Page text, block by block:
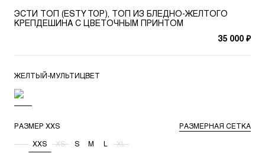
ЭСТИ ТОП (ESTY TOP), ТОП ИЗ БЛЕДНО-ЖЕЛТОГО
КРЕПДЕШИНА С ЦВЕТОЧНЫМ ПРИНТОМ
35 000 ₽
ЖЕЛТЫЙ-МУЛЬТИЦВЕТ
РАЗМЕР XXS РАЗМЕРНАЯ СЕТКА
- XXS XS S M L XL